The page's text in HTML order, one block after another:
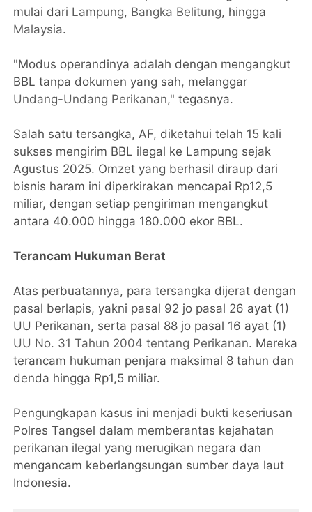
mulai dari Lampung, Bangka Belitung, hingga
Malaysia.
"Modus operandinya adalah dengan mengangkut
BBL tanpa dokumen yang sah, melanggar
Undang-Undang Perikanan," tegasnya.
Salah satu tersangka, AF, diketahui telah 15 kali
sukses mengirim BBL ilegal ke Lampung sejak
Agustus 2025. Omzet yang berhasil diraup dari
bisnis haram ini diperkirakan mencapai Rp12,5
miliar, dengan setiap pengiriman mengangkut
antara 40.000 hingga 180.000 ekor BBL.
Terancam Hukuman Berat
Atas perbuatannya, para tersangka dijerat dengan
pasal berlapis, yakni pasal 92 jo pasal 26 ayat (1)
UU Perikanan, serta pasal 88 jo pasal 16 ayat (1)
UU No. 31 Tahun 2004 tentang Perikanan. Mereka
terancam hukuman penjara maksimal 8 tahun dan
denda hingga Rp1,5 miliar.
Pengungkapan kasus ini menjadi bukti keseriusan
Polres Tangsel dalam memberantas kejahatan
perikanan ilegal yang merugikan negara dan
mengancam keberlangsungan sumber daya laut
Indonesia.